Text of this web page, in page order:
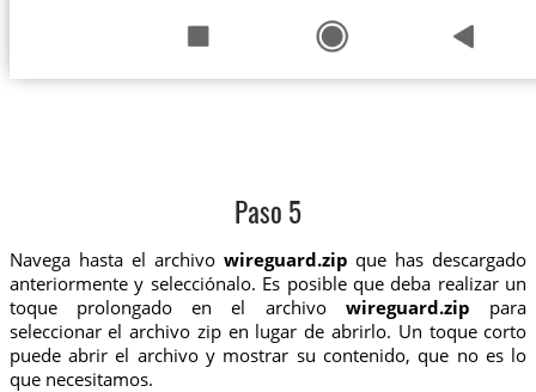
Paso 5
Navega hasta el archivo wireguard.zip que has descargado
anteriormente y selecciónalo. Es posible que deba realizar un
toque prolongado en el archivowireguard.zip para
seleccionar el archivo zip en lugar de abrirlo. Un toque corto
puede abrir el archivo y mostrar su contenido, que no es lo
que necesitamos.